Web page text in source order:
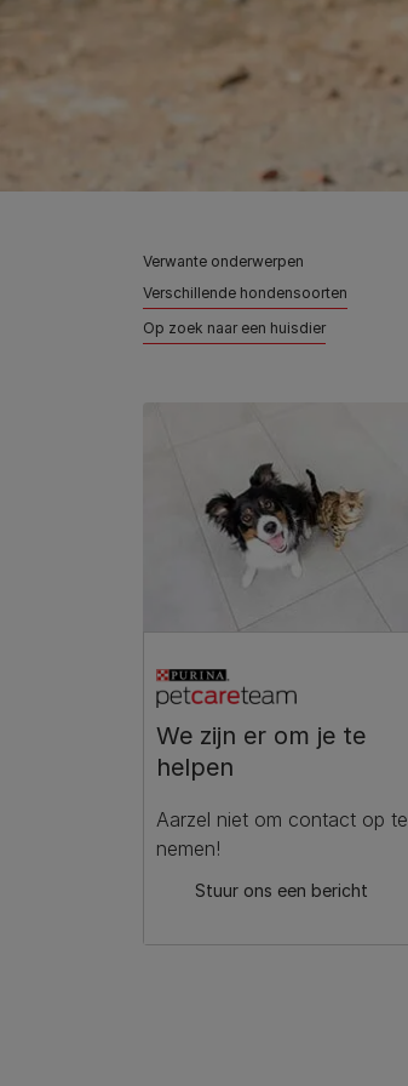
Verwante onderwerpen
Verschillende hondensoorten
Op zoek naar een huisdier
We zijn er om je te
helpen
Aarzel niet om contact op te
nemen!
Stuur ons een bericht